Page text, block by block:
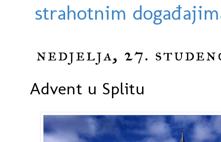
strahotnim
nedjelja, 27.
Advent u Splitu